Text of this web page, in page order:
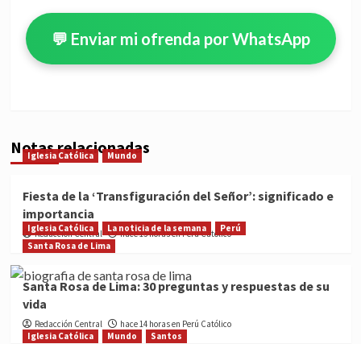
💬 Enviar mi ofrenda por WhatsApp
Notas relacionadas
Iglesia Católica Mundo
Fiesta de la ‘Transfiguración del Señor’: significado e
importancia
Redacción Central hace 13 horas en Perú Católico
Iglesia Católica La noticia de la semana
Perú
Santa Rosa de Lima
Santa Rosa de Lima: 30 preguntas y respuestas de su
vida
Redacción Central
hace 14 horas en Perú Católico
Iglesia Católica
Mundo Santos